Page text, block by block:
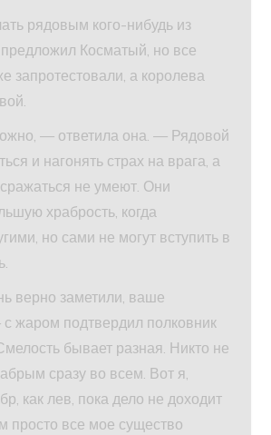
рядовым кого-нибудь из
Косматый, но все
запротестовали, а королева
— ответила она. — Рядовой
и нагонять страх на врага, а
не умеют. Они
храбрость, когда
но сами не могут вступить в
верно заметили, ваше
жаром подтвердил полковник
бывает разная. Никто не
сразу во всем. Вот я,
как лев, пока дело не доходит
просто все мое существо